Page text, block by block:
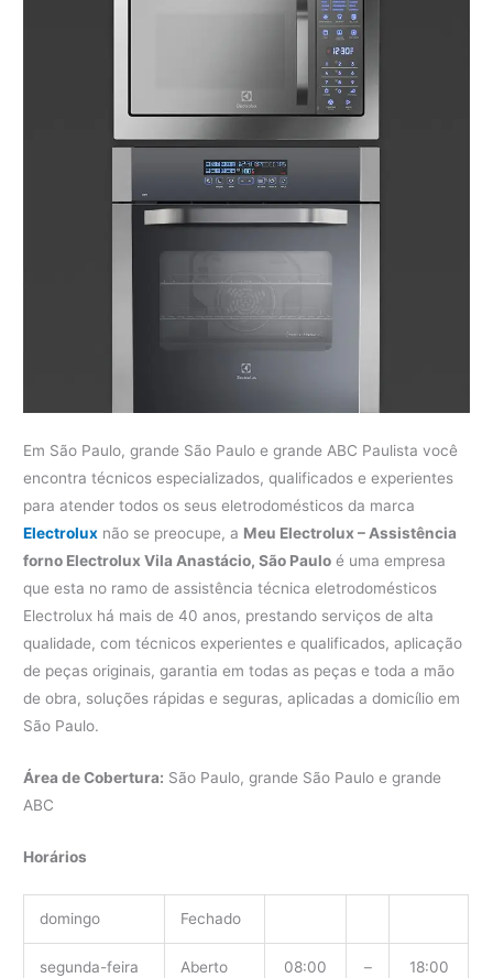
Em São Paulo, grande São Paulo e grande ABC Paulista você
encontra técnicos especializados, qualificados e experientes
para atender todos os seus eletrodomésticos da marca
Electrolux não se preocupe, a Meu Electrolux – Assistência
forno Electrolux Vila Anastácio, São Paulo é uma empresa
que esta no ramo de assistência técnica eletrodomésticos
Electrolux há mais de 40 anos, prestando serviços de alta
qualidade, com técnicos experientes e qualificados, aplicação
de peças originais, garantia em todas as peças e toda a mão
de obra, soluções rápidas e seguras, aplicadas a domicílio em
São Paulo.
Área de Cobertura: São Paulo, grande São Paulo e grande
ABC
Horários
domingo Fechado
segunda-feira Aberto 08:00 – 18:00